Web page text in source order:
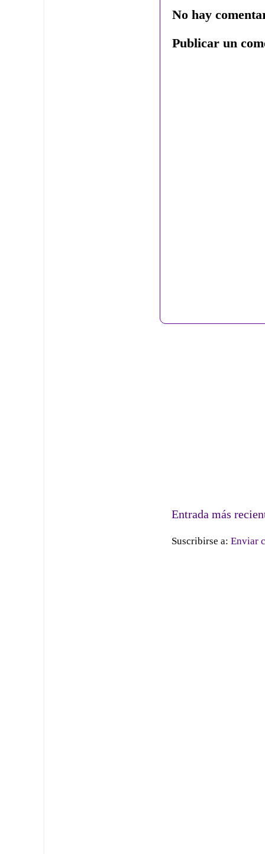
No hay
Publicar un
Entrada más
Suscribirse a: Enviar